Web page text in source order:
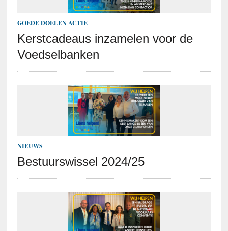
GOEDE DOELEN ACTIE
Kerstcadeaus inzamelen voor de
Voedselbanken
NIEUWS
Bestuurswissel 2024/25